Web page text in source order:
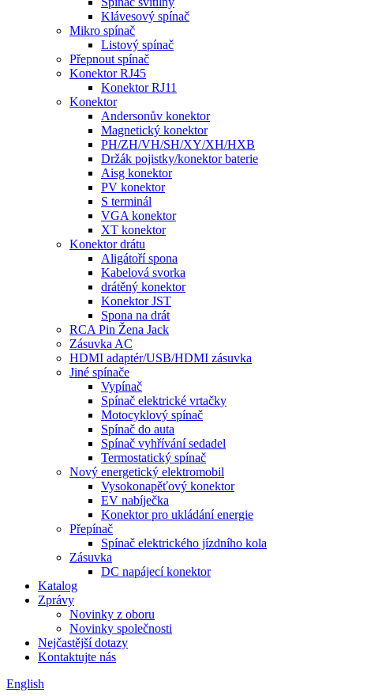
Klávesový spínač
Mikro spínač
Listový spínač
Přepnout spínač
Konektor RJ45
Konektor RJ11
Konektor
Andersonův konektor
Magnetický konektor
PH/ZH/VH/SH/XY/XH/HXB
Držák pojistky/konektor baterie
Aisg konektor
PV konektor
S terminál
VGA konektor
XT konektor
Konektor drátu
Aligátoří spona
Kabelová svorka
drátěný konektor
Konektor JST
Spona na drát
RCA Pin Žena Jack
Zásuvka AC
HDMI adaptér/USB/HDMI zásuvka
Jiné spínače
Vypínač
Spínač elektrické vrtačky
Motocyklový spínač
Spínač do auta
Spínač vyhřívání sedadel
Termostatický spínač
Nový energetický elektromobil
Vysokonapěťový konektor
EV nabíječka
Konektor pro ukládání energie
Přepínač
Spínač elektrického jízdního kola
Zásuvka
DC napájecí konektor
Katalog
Zprávy
Novinky z oboru
Novinky společnosti
Nejčastější dotazy
Kontaktujte nás
English